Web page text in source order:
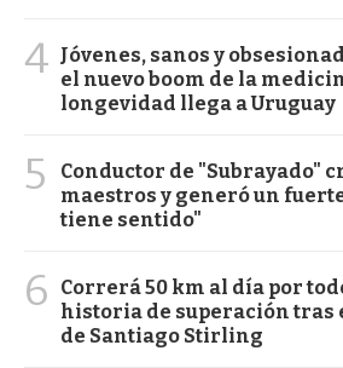
4 Jóvenes, sanos y
el nuevo boom de la
longevidad llega a Uruguay
5
Conductor de "Subrayado"
maestros y generó un
tiene sentido"
6
Correrá 50 km al día por
historia de superación tras
de Santiago Stirling